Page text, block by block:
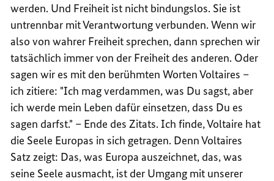
werden. Und Freiheit ist nicht bindungslos. Sie ist
untrennbar mit Verantwortung verbunden. Wenn wir
also von wahrer Freiheit sprechen, dann sprechen wir
tatsächlich immer von der Freiheit des anderen. Oder
sagen wir es mit den berühmten Worten Voltaires –
ich zitiere: "Ich mag verdammen, was Du sagst, aber
ich werde mein Leben dafür einsetzen, dass Du es
sagen darfst." – Ende des Zitats. Ich finde, Voltaire hat
die Seele Europas in sich getragen. Denn Voltaires
Satz zeigt: Das, was Europa auszeichnet, das, was
seine Seele ausmacht, ist der Umgang mit unserer